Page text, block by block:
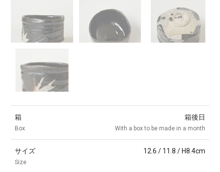
箱
Box
箱後日
With a box to be made in a month
サイズ
Size
12.6 / 11.8 / H8.4cm